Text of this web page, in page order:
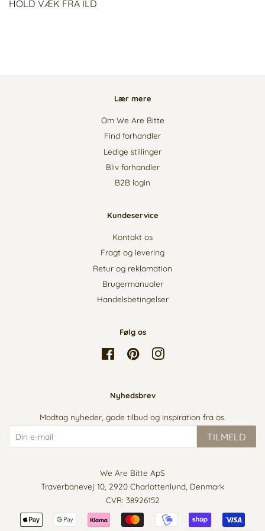
HOLD VÆK FRA ILD
Lær mere
Om We Are Bitte
Find forhandler
Ledige stillinger
Bliv forhandler
B2B login
Kundeservice
Kontakt os
Fragt og levering
Retur og reklamation
Brugermanualer
Handelsbetingelser
Følg os
FacebookPinterestInstagram
Nyhedsbrev
Modtag nyheder, gode tilbud og inspiration fra os.
TILMELD
We Are Bitte ApS
Traverbanevej 10, 2920 Charlottenlund, Denmark
CVR: 38926152
Betalingsikoner